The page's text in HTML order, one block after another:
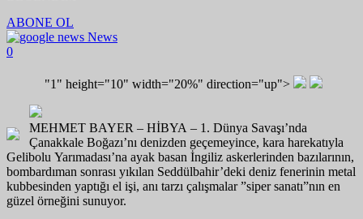
ABONE OL
News
0
"1" height="10" width="20%" direction="up">
MEHMET BAYER – HİBYA – 1. Dünya Savaşı’nda
Çanakkale Boğazı’nı denizden geçemeyince, kara harekatıyla
Gelibolu Yarımadası’na ayak basan İngiliz askerlerinden bazılarının,
bombardıman sonrası yıkılan Seddülbahir’deki deniz fenerinin metal
kubbesinden yaptığı el işi, anı tarzı çalışmalar ”siper sanatı”nın en
güzel örneğini sunuyor.